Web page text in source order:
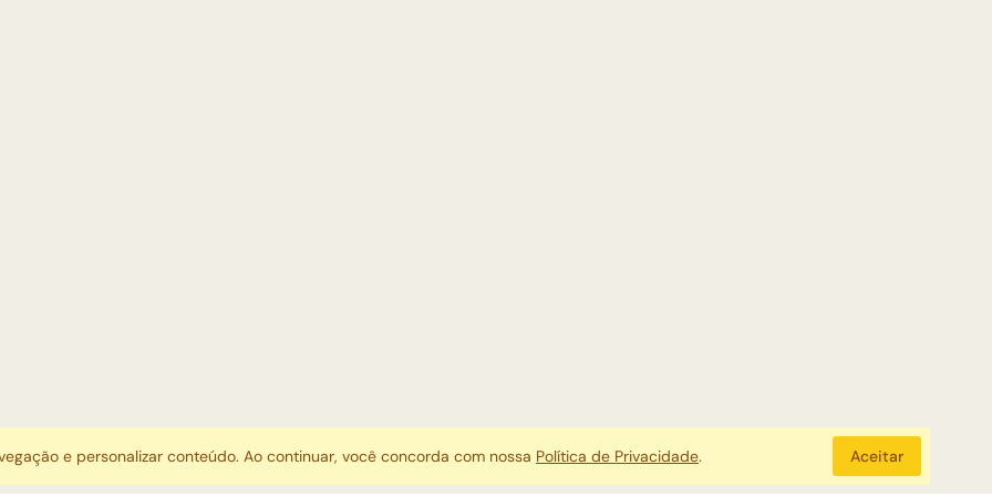
e personalizar conteúdo. Ao continuar, você concorda com nossa Política de Privacidade. Aceitar